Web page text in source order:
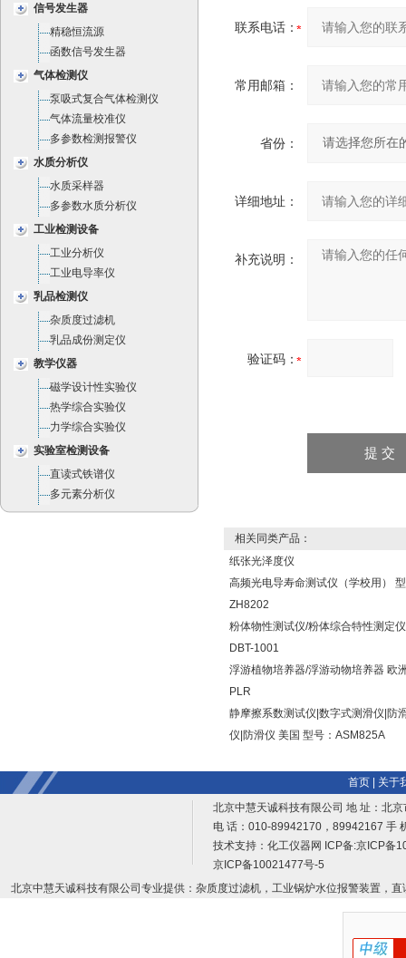
信号发生器
精稳恒流源
函数信号发生器
气体检测仪
泵吸式复合气体检测仪
气体流量校准仪
多参数检测报警仪
水质分析仪
水质采样器
多参数水质分析仪
工业检测设备
工业分析仪
工业电导率仪
乳品检测仪
杂质度过滤机
乳品成份测定仪
教学仪器
磁学设计性实验仪
热学综合实验仪
力学综合实验仪
实验室检测设备
直读式铁谱仪
多元素分析仪
联系电话：
常用邮箱：
省份：
详细地址：
补充说明：
验证码：
相关同类产品：
纸张光泽度仪
高频光电导寿命测试仪（学校用）
ZH8202
粉体物性测试仪/粉体综合特性测定
DBT-1001
浮游植物培养器/浮游动物培养器 欧
PLR
静摩擦系数测试仪|数字式测滑仪|防
仪|防滑仪 美国 型号：ASM825A
首页|
关于
北京中慧天诚科技有限公司 地 址：北
电 话：010-89942170，89942167 手
技术支持： 化工仪器网 ICP备:京ICP备
京ICP备10021477号-5
北京中慧天诚科技有限公司专业提供：杂质度过滤机，工业锅炉水位报警装置，